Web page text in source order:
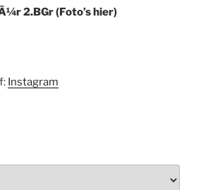
2.BGr (Foto’s hier)
Instagram